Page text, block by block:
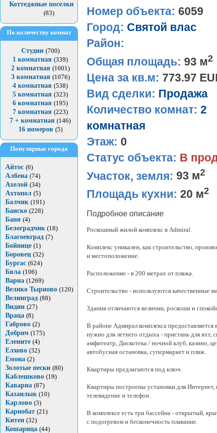
Коттеджные поселки
(83)
По количеству комнат
Студии (700)
1 комнатная (339)
2 комнатная (1601)
3 комнатная (1076)
4 комнатная (538)
5 комнатная (323)
6 комнатная (195)
7 комнатная (223)
7 + комнатная (146)
16 номеров (5)
Популярные города
Айтос (6)
Албена (74)
Ахелой (34)
Ахтопол (5)
Балчик (191)
Банско (228)
Баня (4)
Белоградчик (18)
Благоевград (7)
Бойнице (1)
Боровец (32)
Бургас (624)
Бяла (106)
Варна (1269)
Велико Тырново (120)
Велинград (88)
Видин (27)
Враца (8)
Габрово (2)
Добрич (175)
Елените (4)
Елхово (32)
Емона (2)
Золотые пески (80)
Каблешково (19)
Каварна (87)
Казанлык (10)
Карлово (3)
Карнобат (21)
Китен (32)
Кошарица (44)
Номер объекта: 6059
Город: Святой влас
Район:
Общая площадь: 93 м2
Цена за кв.м: 773.97
Вид сделки: Продажа
Количество комнат: 2
комнатная
Этаж: 0
Статус объекта: В
Участок, земля: 93 м2
Площадь кухни: 20 м2
Подробное описание
Роскошный жилой комплекс в Admiral.
Комплекс уникален, как строительство,
и местоположение.
Расположение - в 200 метрах от пляжа.
Строительство - используются качественные
Здания отличаются величии, роскоши и
В районе Адмирал комплекса предоставляется
нужно для летнего отдыха - пристань для яхт,
амфитеатр, Дискотека / ночной клуб, казино,
автобусная остановка, супермаркет и пляж.
Квартиры предлагаются под ключ.
Квартиры построены установки для Интернет,
телевидение и телефон.
В комплексе есть три бассейна - открытый,
с подогревом и бесконечность плавание.